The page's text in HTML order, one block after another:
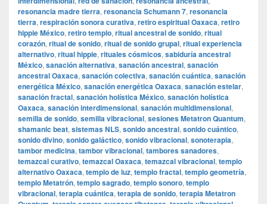
resonancia madre tierra, resonancia Schumann 7, resonancia
tierra, respiración sonora curativa, retiro espiritual Oaxaca, retiro
hippie México, retiro templo, ritual ancestral de sonido, ritual
corazón, ritual de sonido, ritual de sonido grupal, ritual experiencia
alternativo, ritual hippie, rituales cósmicos, sabiduría ancestral
México, sanación alternativa, sanación ancestral, sanación
ancestral Oaxaca, sanación colectiva, sanación cuántica, sanación
energética México, sanación energética Oaxaca, sanación estelar,
sanación fractal, sanación holística México, sanación holística
Oaxaca, sanación interdimensional, sanación multidimensional,
semilla de sonido, semilla vibracional, sesiones Metatron Quantum,
shamanic beat, sistemas NLS, sonido ancestral, sonido cuántico,
sonido divino, sonido galáctico, sonido vibracional, sonoterapia,
tambor medicina, tambor vibracional, tambores sanadores,
temazcal curativo, temazcal Oaxaca, temazcal vibracional, templo
alternativo Oaxaca, templo de luz, templo fractal, templo geometría,
templo Metatrón, templo sagrado, templo sonoro, templo
vibracional, terapia cuántica, terapia de sonido, terapia Metatron